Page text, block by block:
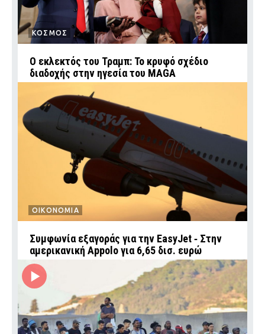
ΚΟΣΜΟΣ
Ο εκλεκτός του Τραμπ: Το κρυφό σχέδιο
διαδοχής στην ηγεσία του MAGA
ΟΙΚΟΝΟΜΙΑ
Συμφωνία εξαγοράς για την EasyJet ‑ Στην
αμερικανική Appolo για 6,65 δισ. ευρώ